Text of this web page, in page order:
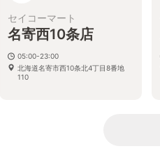
セイコーマート
名寄西10条店
05:00-23:00
北海道名寄市西10条北4丁目8番地
110